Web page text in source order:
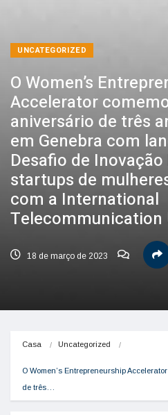
UNCATEGORIZED
O Women’s
Accelerator
aniversário de três
em Genebra com
Desafio de
startups de
com a International
Telecommunication
18 de março de 2023
Casa Uncategorized
O Women’s Entrepreneurship
de três…